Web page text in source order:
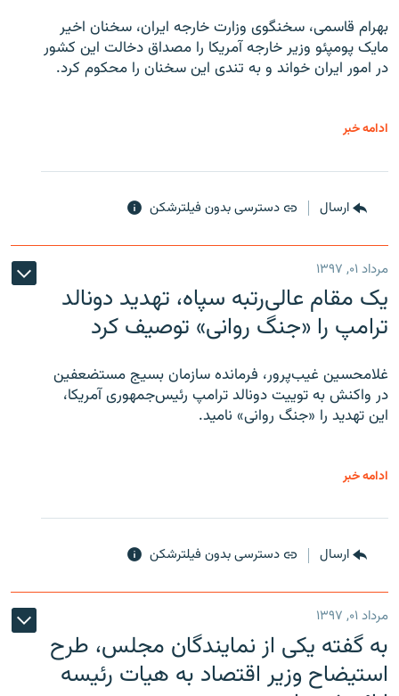
بهرام قاسمی، سخنگوی وزارت خارجه ایران، سخنان اخیر
مایک پومپئو وزیر خارجه آمریکا را مصداق دخالت این کشور
در امور ایران خواند و به تندی این سخنان را محکوم کرد.
ادامه خبر
ارسال دسترسی بدون فیلترشکن
مرداد ۰۱, ۱۳۹۷
یک مقام عالی‌رتبه سپاه، تهدید دونالد
ترامپ را «جنگ روانی» توصیف کرد
غلامحسین غیب‌پرور، فرمانده سازمان بسیج مستضعفین
در واکنش به توییت دونالد ترامپ رئیس‌جمهوری آمریکا،
این تهدید را «جنگ روانی» نامید.
ادامه خبر
ارسال دسترسی بدون فیلترشکن
مرداد ۰۱, ۱۳۹۷
به گفته یکی از نمایندگان مجلس، طرح
استیضاح وزیر اقتصاد به هیات رئیسه